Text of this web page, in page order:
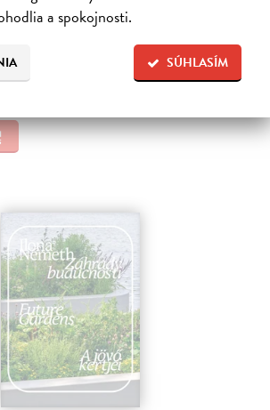
a spokojnosti.
SÚHLASÍM
života. Bez ní by neexistovala krajina, příroda